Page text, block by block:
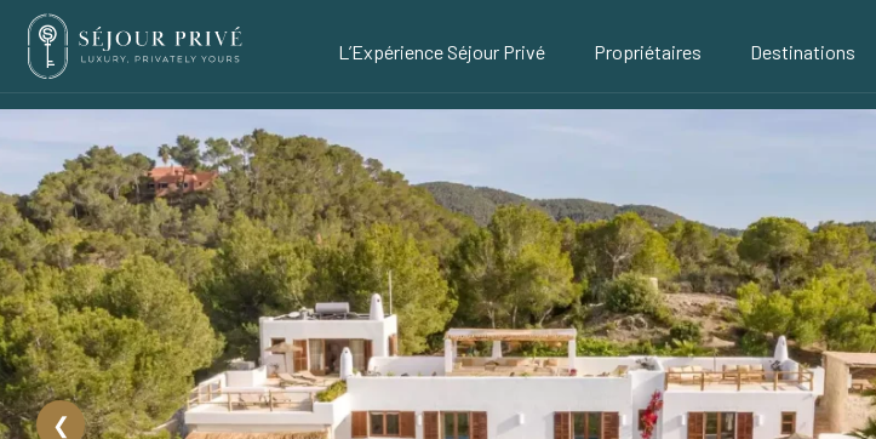
L’Expérience Séjour Privé Propriétaires Destinations
❮